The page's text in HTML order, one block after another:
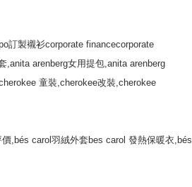
訂製襯衫corporate financecorporate
,anita arenberg女用提包,anita arenberg
童裝,cherokee改裝,cherokee
,bés carol羽絨外套bes carol 發熱保暖衣,bés